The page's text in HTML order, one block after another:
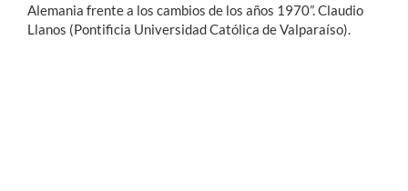
Alemania frente a los cambios de los años 1970”. Claudio
Llanos (Pontificia Universidad Católica de Valparaíso).